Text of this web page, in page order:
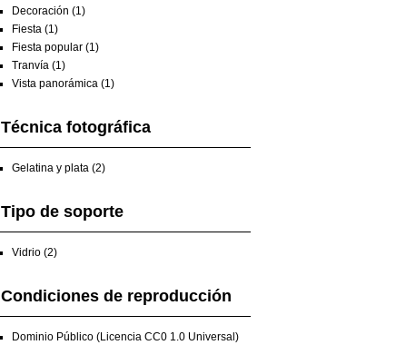
Decoración (1)
Fiesta (1)
Fiesta popular (1)
Tranvía (1)
Vista panorámica (1)
Técnica fotográfica
Gelatina y plata (2)
Tipo de soporte
Vidrio (2)
Condiciones de reproducción
Dominio Público (Licencia CC0 1.0 Universal)